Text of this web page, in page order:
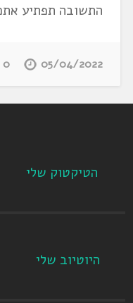
התשובה תפתיע
05/04/2022
0
הטיקטוק שלי
היוטיוב שלי